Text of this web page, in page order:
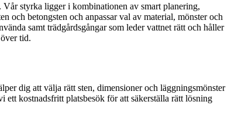
styrka ligger i kombinationen av smart planering,
och betongsten och anpassar val av material, mönster och
samt trädgårdsgångar som leder vattnet rätt och håller
tid.
dig att välja rätt sten, dimensioner och läggningsmönster
kostnadsfritt platsbesök för att säkerställa rätt lösning